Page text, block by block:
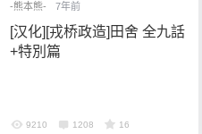
-熊本熊- 7年前
[汉化][戎桥政造]田舍 全九話
+特別篇
9210 1208 16